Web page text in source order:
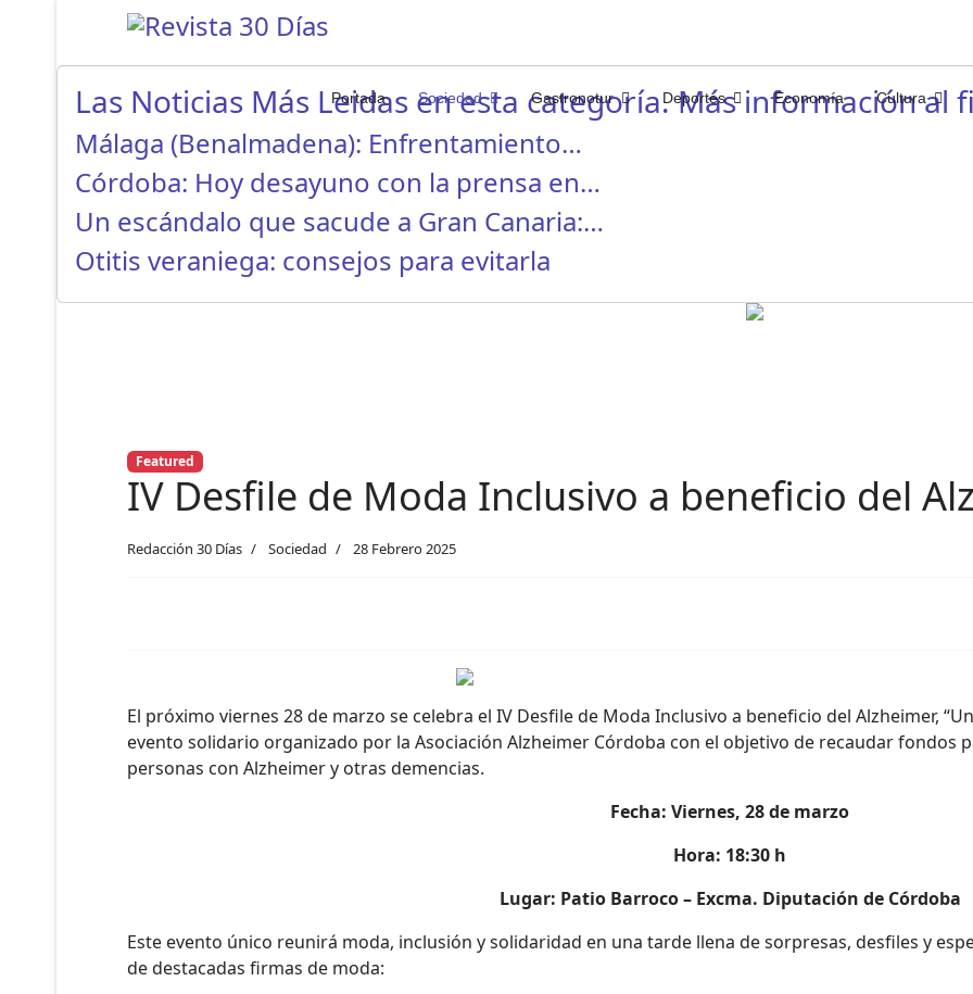
Portada Sociedad Gastronotur Deportes Economía Cultura
Las Noticias Más Leidas en esta categoría. Más información al
Málaga (Benalmadena): Enfrentamiento…
Córdoba: Hoy desayuno con la prensa en…
Un escándalo que sacude a Gran Canaria:…
Otitis veraniega: consejos para evitarla
Featured
IV Desfile de Moda Inclusivo a beneficio del
Redacción 30 Días Sociedad 28 Febrero 2025
El próximo viernes 28 de marzo se celebra el IV Desfile de Moda Inclusivo a beneficio del Alzheimer,
evento solidario organizado por la Asociación Alzheimer Córdoba con el objetivo de recaudar fondos
personas con Alzheimer y otras demencias.
Fecha: Viernes, 28 de marzo
Hora: 18:30 h
Lugar: Patio Barroco – Excma. Diputación de Córdoba
Este evento único reunirá moda, inclusión y solidaridad en una tarde llena de sorpresas, desfiles y
de destacadas firmas de moda: